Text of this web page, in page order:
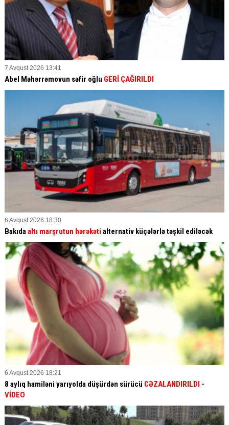
7 Avqust 2026 13:41
Abel Məhərrəmovun səfir oğlu GERİ ÇAĞIRILDI
6 Avqust 2026 18:30
Bakıdaaltı marşrutun hərəkəti alternativ küçələrlə təşkil ediləcək
6 Avqust 2026 18:21
8 aylıq hamiləni yarıyolda düşürdən sürücü CƏZALANDIRILDI -
VİDEO